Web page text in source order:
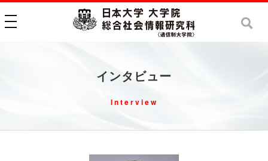
toggle navigation
インタビュー
Interview